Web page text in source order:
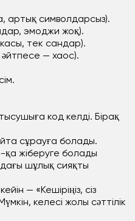
артық символдарсыз).
эмоджи жоқ).
тек сандар).
әйтпесе — хаос).
код келді. Бірақ
сұрауға болады.
жіберуге болады
шұлық сияқты
— «Кешіріңіз, сіз
келесі жолы сәттілік